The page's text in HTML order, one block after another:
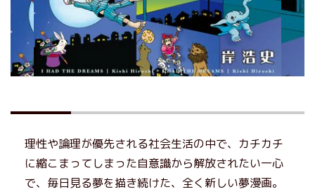
理性や論理が優先される社会生活の中で、カチカチ
に縮こまってしまった自意識から解放されたい一心
で、毎日見る夢を描き続けた、全く新しい夢漫画。